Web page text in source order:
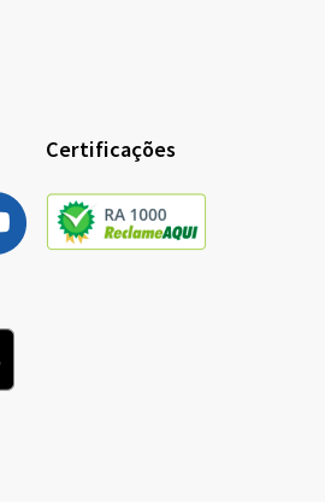
Certificações